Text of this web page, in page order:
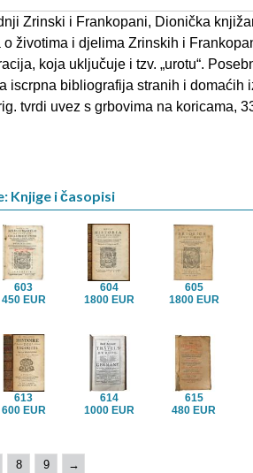
Zrinski i Frankopani, Dionička
životima i djelima Zrinskih i
koja uključuje i tzv. „urotu“.
iscrpna bibliografija stranih i domaćih
tvrdi uvez s grbovima na koricama,
Knjige i časopisi
603
450 EUR
604
1800 EUR
605
1800 EUR
613
600 EUR
614
1000 EUR
615
480 EUR
8 9 →